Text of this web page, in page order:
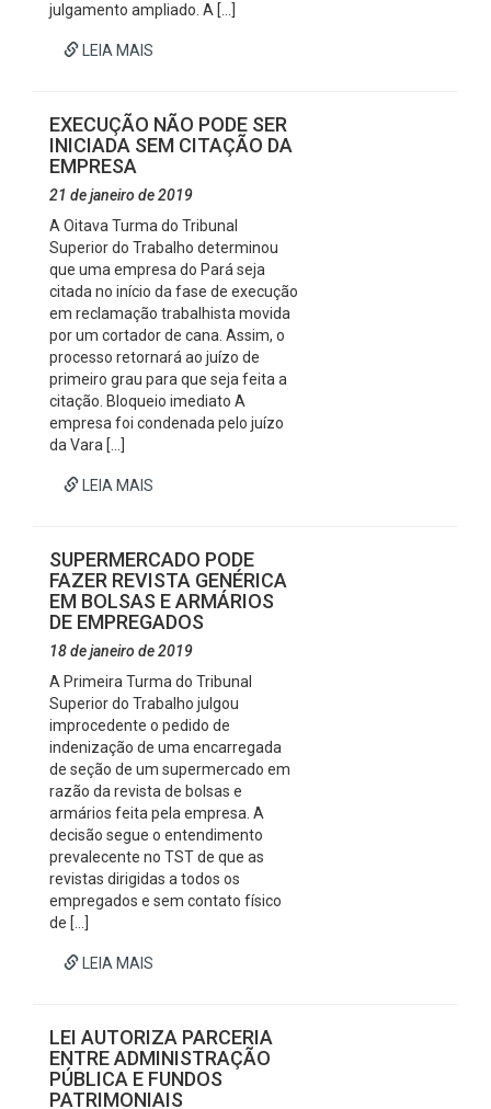
julgamento ampliado. A […]
LEIA MAIS
EXECUÇÃO NÃO PODE SER
INICIADA SEM CITAÇÃO DA
EMPRESA
21 de janeiro de 2019
A Oitava Turma do Tribunal
Superior do Trabalho determinou
que uma empresa do Pará seja
citada no início da fase de execução
em reclamação trabalhista movida
por um cortador de cana. Assim, o
processo retornará ao juízo de
primeiro grau para que seja feita a
citação. Bloqueio imediato A
empresa foi condenada pelo juízo
da Vara […]
LEIA MAIS
SUPERMERCADO PODE
FAZER REVISTA GENÉRICA
EM BOLSAS E ARMÁRIOS
DE EMPREGADOS
18 de janeiro de 2019
A Primeira Turma do Tribunal
Superior do Trabalho julgou
improcedente o pedido de
indenização de uma encarregada
de seção de um supermercado em
razão da revista de bolsas e
armários feita pela empresa. A
decisão segue o entendimento
prevalecente no TST de que as
revistas dirigidas a todos os
empregados e sem contato físico
de […]
LEIA MAIS
LEI AUTORIZA PARCERIA
ENTRE ADMINISTRAÇÃO
PÚBLICA E FUNDOS
PATRIMONIAIS